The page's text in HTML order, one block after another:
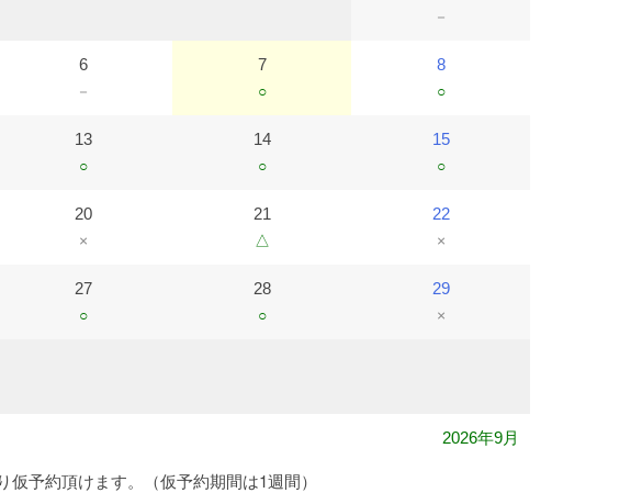
－
6
－
7
○
8
○
13
○
14
○
15
○
20
×
21
△
22
×
27
○
28
○
29
×
2026年9月
予約頂けます。（仮予約期間は1週間）